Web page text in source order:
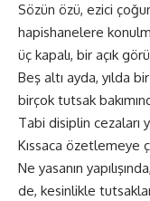
Sözün özü, ezici
hapishanelere
üç kapalı, bir açık
Beş altı ayda, yılda
birçok tutsak
Tabi disiplin cezaları
Kıssaca özetlemeye
Ne yasanın
de, kesinlikle